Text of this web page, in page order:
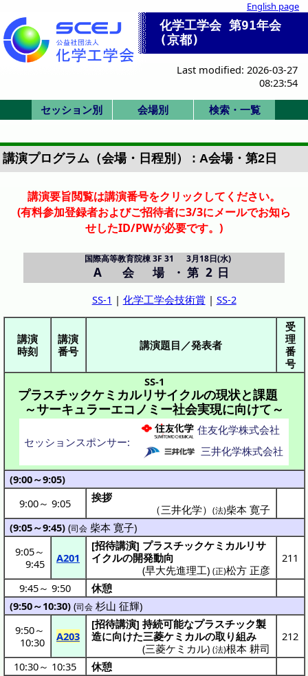
English page
化学工学会 第91年会
(京都)
Last modified: 2026-03-27
08:23:54
セッション別
特別
ン
会/本部
会場別
育院棟
検索・一覧
講演プログラム（会場・日程別） : A会場・第2日
講演要旨閲覧は講演番号をクリックしてください。
(有料参加登録者およびご招待者に3/3にメールでお知ら
せしたID/PWが必要です。)
A 会場
国際高等教育院棟 3F 31
・ 第 2 日
3月18日(水)
SS-1 | 化学工学会技術賞| SS-2
講演
時刻
講演
番号
講演題目／発表者
受
理
番
号
SS-1
プラスチックケミカルリサイクルの現状と課題
～サーキュラーエコノミー社会実現に向けて～
セッションスポンサー:
住友化学株式会社
三井化学株式会社
(9:00～9:05)
9:00～ 9:05
挨拶
（三井化学）(法)柴本 寛子
(9:05～9:45)(司会 柴本 寛子)
9:05～
9:45
A201
[招待講演] プラスチックケミカルリサ
イクルの開発動向
(早大先進理工)(正)松方 正彦
211
9:45～ 9:50
休憩
(9:50～10:30)(司会 杉山 征輝)
9:50～
10:30
A203
[招待講演] 持続可能なプラスチック製
造に向けた三菱ケミカルの取り組み
(三菱ケミカル)(法)根本 耕司
212
10:30～ 10:35
休憩